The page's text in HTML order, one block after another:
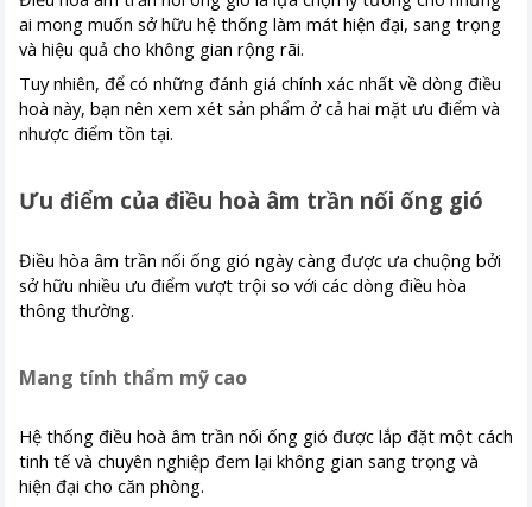
ai mong muốn sở hữu hệ thống làm mát hiện đại, sang trọng
và hiệu quả cho không gian rộng rãi.
Tuy nhiên, để có những đánh giá chính xác nhất về dòng điều
hoà này, bạn nên xem xét sản phẩm ở cả hai mặt ưu điểm và
nhược điểm tồn tại.
Ưu điểm của điều hoà âm trần nối ống gió
Điều hòa âm trần nối ống gió ngày càng được ưa chuộng bởi
sở hữu nhiều ưu điểm vượt trội so với các dòng điều hòa
thông thường.
Mang tính thẩm mỹ cao
Hệ thống điều hoà âm trần nối ống gió được lắp đặt một cách
tinh tế và chuyên nghiệp đem lại không gian sang trọng và
hiện đại cho căn phòng.